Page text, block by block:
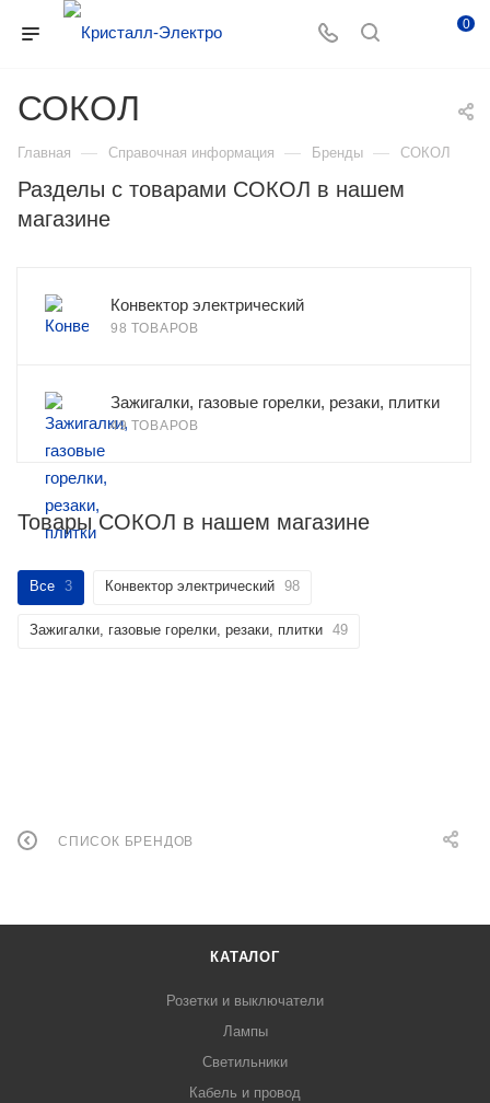
0
СОКОЛ
Главная — Справочная информация — Бренды — СОКОЛ
Разделы с товарами СОКОЛ в нашем
магазине
Конвектор электрический
98 ТОВАРОВ
Зажигалки, газовые горелки, резаки, плитки
49 ТОВАРОВ
Товары СОКОЛ в нашем магазине
Все 3 Конвектор электрический 98
Зажигалки, газовые горелки, резаки, плитки 49
СПИСОК БРЕНДОВ
КАТАЛОГ
Розетки и выключатели
Лампы
Светильники
Кабель и провод